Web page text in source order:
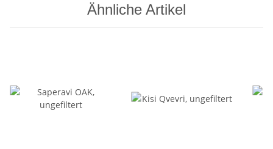
Ähnliche Artikel